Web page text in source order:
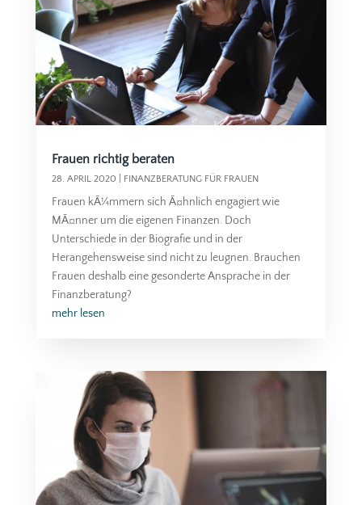
Frauen richtig beraten
28. APRIL 2020 FINANZBERATUNG FÜR FRAUEN
Frauen kÃ¼mmern sich Ã¤hnlich engagiert wie
MÃ¤nner um die eigenen Finanzen. Doch
Unterschiede in der Biografie und in der
Herangehensweise sind nicht zu leugnen. Brauchen
Frauen deshalb eine gesonderte Ansprache in der
Finanzberatung?
mehr lesen